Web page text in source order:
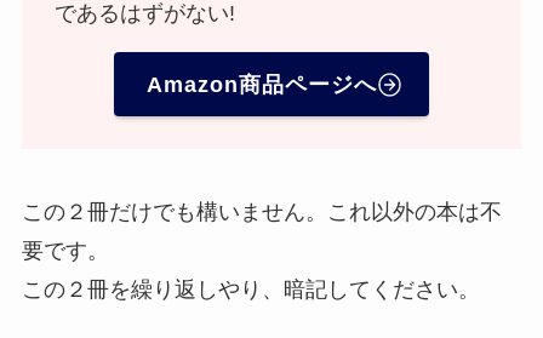
であるはずがない!
Amazon商品ページへ
この２冊だけでも構いません。これ以外の本は不
要です。
この２冊を繰り返しやり、暗記してください。